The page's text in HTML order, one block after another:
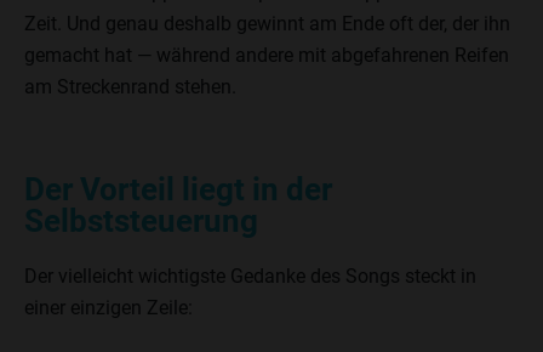
Zeit. Und genau deshalb gewinnt am Ende oft der, der ihn
gemacht hat — während andere mit abgefahrenen Reifen
am Streckenrand stehen.
Der Vorteil liegt in der
Selbststeuerung
Der vielleicht wichtigste Gedanke des Songs steckt in
einer einzigen Zeile: